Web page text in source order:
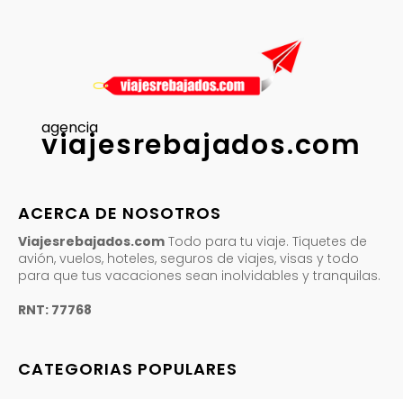
agencia
viajesrebajados.com
ACERCA DE NOSOTROS
Viajesrebajados.com Todo para tu viaje. Tiquetes de
avión, vuelos, hoteles, seguros de viajes, visas y todo
para que tus vacaciones sean inolvidables y tranquilas.
RNT: 77768
CATEGORIAS POPULARES